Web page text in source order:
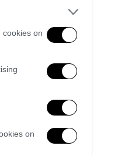
cookies on
on
Όλες οι
Πολιτική
Γκανιάτσου και
φωτιές και